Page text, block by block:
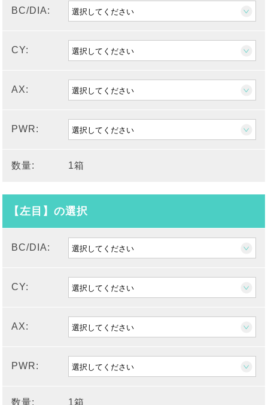
BC/DIA:
CY:
AX:
PWR:
数量: 1箱
【左目】の選択
BC/DIA:
CY:
AX:
PWR:
数量: 1箱